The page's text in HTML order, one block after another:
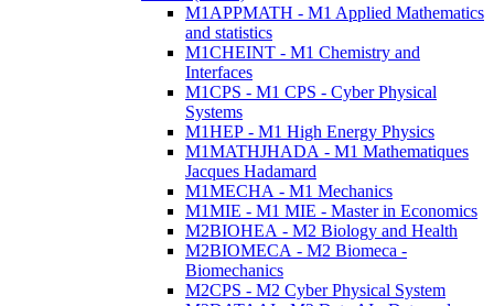
M1APPMATH - M1 Applied Mathematics
and statistics
M1CHEINT - M1 Chemistry and
Interfaces
M1CPS - M1 CPS - Cyber Physical
Systems
M1HEP - M1 High Energy Physics
M1MATHJHADA - M1 Mathematiques
Jacques Hadamard
M1MECHA - M1 Mechanics
M1MIE - M1 MIE - Master in Economics
M2BIOHEA - M2 Biology and Health
M2BIOMECA - M2 Biomeca -
Biomechanics
M2CPS - M2 Cyber Physical System